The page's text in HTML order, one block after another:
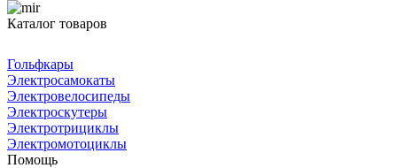
Каталог товаров
Гольфкары
Электросамокаты
Электровелосипеды
Электроскутеры
Электротрициклы
Электромотоциклы
Помощь